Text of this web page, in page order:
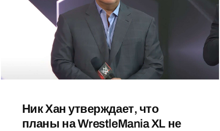
Ник Хан утверждает, что
планы на WrestleMania XL не